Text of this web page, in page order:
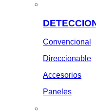
Convencional
Direccionable
Accesorios
Paneles